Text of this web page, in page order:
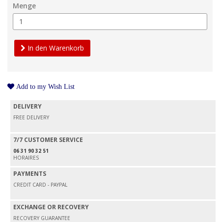
Menge
In den Warenkorb
Add to my Wish List
DELIVERY
FREE DELIVERY
7/7 CUSTOMER SERVICE
06 31 90 32 51
HORAIRES
PAYMENTS
CREDIT CARD - PAYPAL
EXCHANGE OR RECOVERY
RECOVERY GUARANTEE